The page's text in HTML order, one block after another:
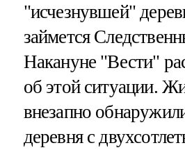
"исчезнувшей"
займется
Накануне "Вести"
об этой ситуации.
внезапно
деревня с